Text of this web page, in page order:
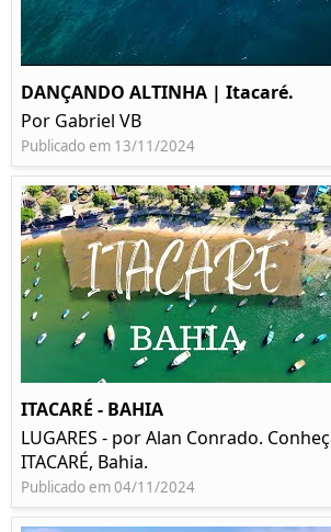
DANÇANDO ALTINHA | Itacaré.
Por Gabriel VB
Publicado em 13/11/2024
ITACARÉ - BAHIA
LUGARES - por Alan Conrado.
ITACARÉ, Bahia.
Publicado em 04/11/2024